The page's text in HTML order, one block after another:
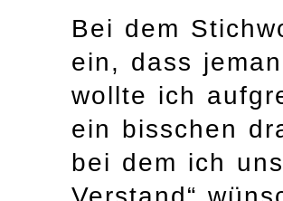
Bei dem
ein, dass
wollte ich
ein bisschen
bei dem ich